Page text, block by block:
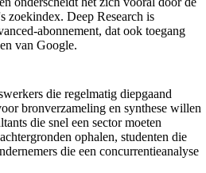
zoekindex. Deep Research is
abonnement, dat ook toegang
van Google.
die regelmatig diepgaand
bronverzameling en synthese willen
die snel een sector moeten
ophalen, studenten die
die een concurrentieanalyse